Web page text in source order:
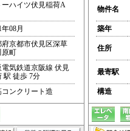
ーハイツ伏見稲荷A
年08月
府京都市伏見区深草
原町
電気鉄道京阪線 伏見
駅 徒歩 7分
コンクリート造
物件名
築年
住所
最寄駅
構造